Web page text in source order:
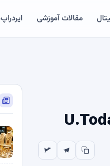
مقالات آموزشی